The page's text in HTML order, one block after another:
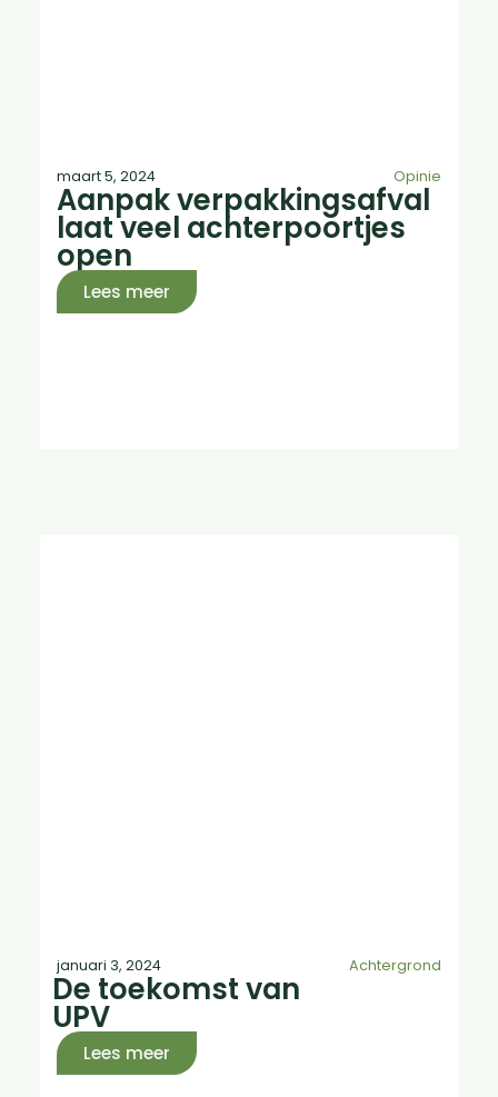
maart 5, 2024 Opinie
Aanpak verpakkingsafval
laat veel achterpoortjes
open
Lees meer
januari 3, 2024 Achtergrond
De toekomst van
UPV
Lees meer